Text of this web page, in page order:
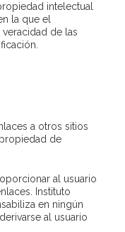
intelectual
la que el
de las
a otros sitios
de
al usuario
Instituto
en ningún
al usuario